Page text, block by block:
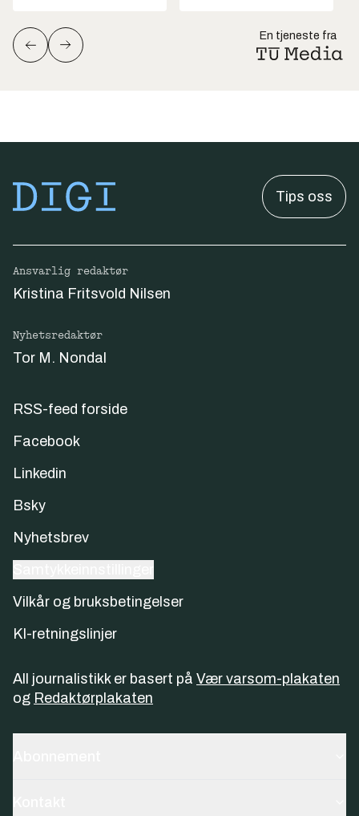
En tjeneste fra
Tips oss
Ansvarlig redaktør
Kristina Fritsvold Nilsen
Nyhetsredaktør
Tor M. Nondal
RSS-feed forside
Facebook
Linkedin
Bsky
Nyhetsbrev
Vilkår og bruksbetingelser
KI-retningslinjer
All journalistikk er basert på Vær varsom-plakaten
og Redaktørplakaten